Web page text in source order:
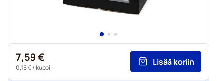
7,59 €
0,15 €/ kuppi
Lisää koriin